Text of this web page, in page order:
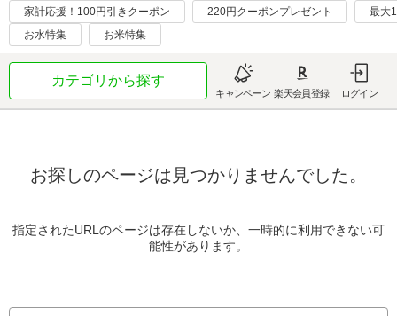
家計応援！100円引きクーポン
220円クーポンプレゼント
最大
お水特集
お米特集
カテゴリから探す
キャンペーン 楽天会員登録 ログイン
お探しのページは見つかりませんでした。
指定されたURLのページは存在しないか、一時的に利用できない可
能性があります。